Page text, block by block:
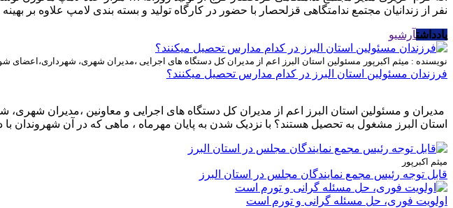
نفر از زندانیان مجتمع ندامتگاهی قزلحصار با حضور در کارگاه تولید و بسته بندی لامپ علاوه بر
یادداشتآرشیو
نویسنده : میثم اکبرپور مسئولین استان البرز اعم از مدیران کل دستگاه های اجرایی ،مدیران شهری، شهرداری،اعضای
فرزندان مسئولین استان البرز در کدام مدارس تحصیل میکنند؟
مدیران و مسئولین استان البرز اعم از مدیران کل دستگاه های اجرایی و معاونین ،مدیران
استان البرز مشغول به تحصیل هستند؟ با نزدیک شدن به پایان مهرماه ، ماهی که در آن شهروندان
میثم اکبرپور
قابل توجه رئیس مجمع نمایندگان مجلس در استان البرز
اولویت فوری، حل مسئله گرانی و تورم است